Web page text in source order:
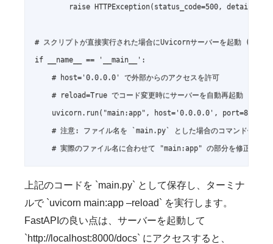
raise HTTPException(status_code=500, detail="予測
# スクリプトが直接実行された場合にUvicornサーバーを起動 (開発
if __name__ == '__main__':
    # host='0.0.0.0' で外部からのアクセスを許可
# reload=True でコード変更時にサーバーを自動再起動 (開発
uvicorn.run("main:app", host='0.0.0.0', port=8000,
# 注意: ファイル名を `main.py` とした場合のコマンド例です
上記のコードを `main.py` として保存し、ターミナ
ルで `uvicorn main:app –reload` を実行します。
FastAPIの良い点は、サーバーを起動して
`http://localhost:8000/docs` にアクセスすると、